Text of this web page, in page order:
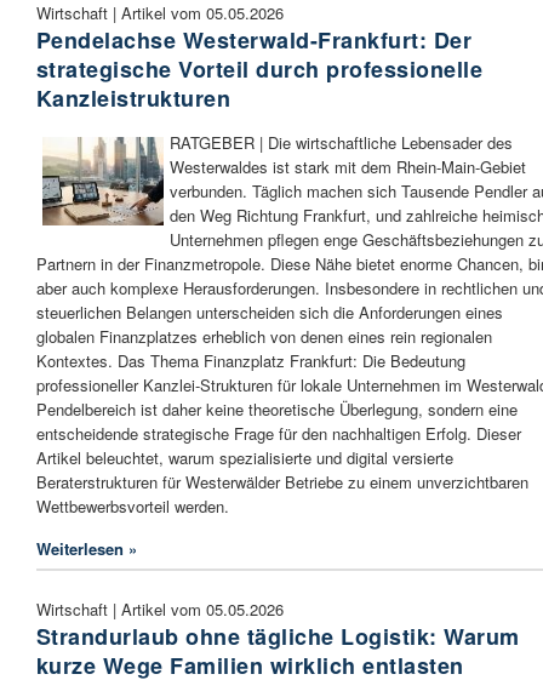
Wirtschaft | Artikel vom 05.05.2026
Pendelachse Westerwald-Frankfurt: Der
strategische Vorteil durch professionelle
Kanzleistrukturen
RATGEBER | Die wirtschaftliche Lebensader des
Westerwaldes ist stark mit dem Rhein-Main-Gebiet
verbunden. Täglich machen sich Tausende Pendler
den Weg Richtung Frankfurt, und zahlreiche
Unternehmen pflegen enge Geschäftsbeziehungen
Partnern in der Finanzmetropole. Diese Nähe bietet enorme Chancen,
aber auch komplexe Herausforderungen. Insbesondere in rechtlichen
steuerlichen Belangen unterscheiden sich die Anforderungen eines
globalen Finanzplatzes erheblich von denen eines rein regionalen
Kontextes. Das Thema Finanzplatz Frankfurt: Die Bedeutung
professioneller Kanzlei-Strukturen für lokale Unternehmen im
Pendelbereich ist daher keine theoretische Überlegung, sondern eine
entscheidende strategische Frage für den nachhaltigen Erfolg. Dieser
Artikel beleuchtet, warum spezialisierte und digital versierte
Beraterstrukturen für Westerwälder Betriebe zu einem unverzichtbaren
Wettbewerbsvorteil werden.
Weiterlesen »
Wirtschaft | Artikel vom 05.05.2026
Strandurlaub ohne tägliche Logistik: Warum
kurze Wege Familien wirklich entlasten